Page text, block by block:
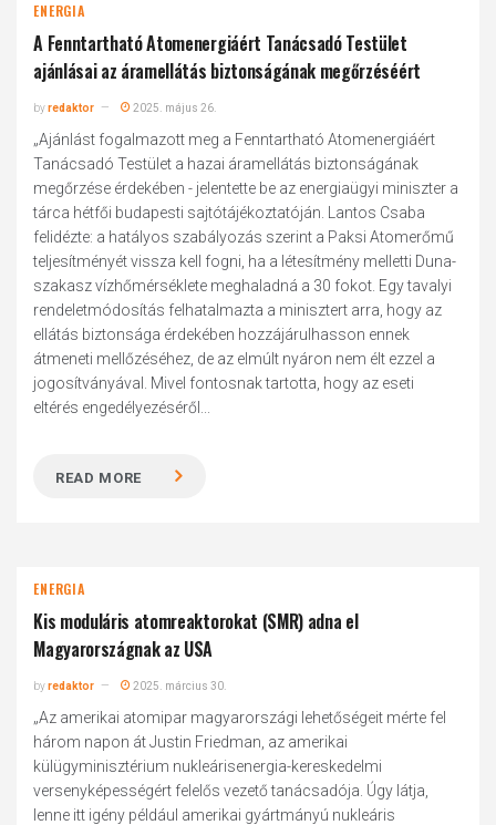
ENERGIA
A Fenntartható Atomenergiáért Tanácsadó Testület
ajánlásai az áramellátás biztonságának megőrzéséért
byredaktor 2025. május 26.
„Ajánlást fogalmazott meg a Fenntartható Atomenergiáért
Tanácsadó Testület a hazai áramellátás biztonságának
megőrzése érdekében - jelentette be az energiaügyi miniszter a
tárca hétfői budapesti sajtótájékoztatóján. Lantos Csaba
felidézte: a hatályos szabályozás szerint a Paksi Atomerőmű
teljesítményét vissza kell fogni, ha a létesítmény melletti Duna-
szakasz vízhőmérséklete meghaladná a 30 fokot. Egy tavalyi
rendeletmódosítás felhatalmazta a minisztert arra, hogy az
ellátás biztonsága érdekében hozzájárulhasson ennek
átmeneti mellőzéséhez, de az elmúlt nyáron nem élt ezzel a
jogosítványával. Mivel fontosnak tartotta, hogy az eseti
eltérés engedélyezéséről...
READ MORE
ENERGIA
Kis moduláris atomreaktorokat (SMR) adna el
Magyarországnak az USA
byredaktor 2025. március 30.
„Az amerikai atomipar magyarországi lehetőségeit mérte fel
három napon át Justin Friedman, az amerikai
külügyminisztérium nukleárisenergia-kereskedelmi
versenyképességért felelős vezető tanácsadója. Úgy látja,
lenne itt igény például amerikai gyártmányú nukleáris